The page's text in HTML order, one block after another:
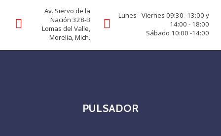
Av. Siervo de la
Nación 328-B
Lomas del Valle,
Morelia, Mich.
Lunes - Viernes 09:30 -13:00 y
14:00 - 18:00
Sábado 10:00 -14:00
PULSADOR